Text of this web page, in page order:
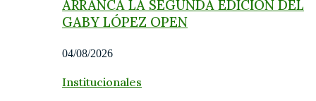
ARRANCA LA SEGUNDA EDICIÓN DEL
GABY LÓPEZ OPEN
04/08/2026
Institucionales